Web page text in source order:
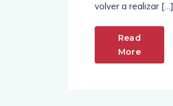
volver a realizar […]
Read
More